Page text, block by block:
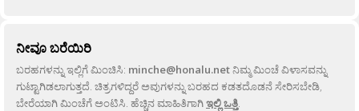
ನೀವೂ ಬರೆಯಿರಿ
ಬರಹಗಳನ್ನು ಇಲ್ಲಿಗೆ ಮಿಂಚಿಸಿ: minche@honalu.netನಿಮ್ಮ ಮಿಂಚೆ ವಿಳಾಸವನ್ನು
ಗುಟ್ಟಾಗಿಡಲಾಗುತ್ತದೆ. ಚಿತ್ರಗಳಿದ್ದರೆ ಅವುಗಳನ್ನು ಬರಹದ ಕಡತದೊಡನೆ ಸೇರಿಸಬೇಡಿ,
ಬೇರೆಯಾಗಿ ಮಿಂಚೆಗೆ ಅಂಟಿಸಿ. ಹೆಚ್ಚಿನ ಮಾಹಿತಿಗಾಗಿಇಲ್ಲಿ ಒತ್ತಿ.